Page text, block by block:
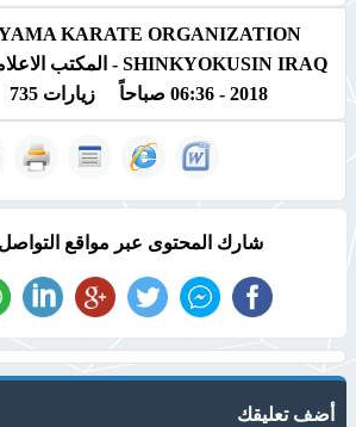
KARATE ORGANIZATION
SHINKYOKUSIN IRAQ -
المكتب
2018 - 06:36 صباحاً زيارات 735 تعليقات 0
شارك المحتوى عبر مواقع
أضف تعليقك